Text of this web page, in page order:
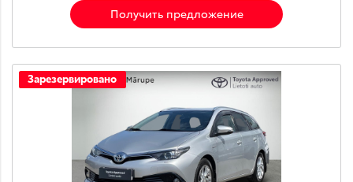
Получить предложение
Зарезервировано